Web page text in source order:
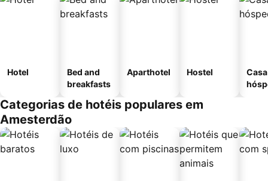
Hotel
Bed and
breakfasts
Aparthotel Hostel
Categorias de hotéis populares em
Amesterdão